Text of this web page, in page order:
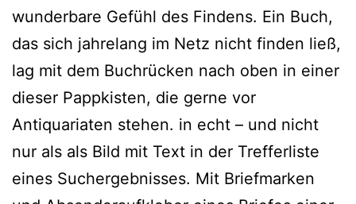
wunderbare Gefühl des Findens. Ein Buch,
das sich jahrelang im Netz nicht finden ließ,
lag mit dem Buchrücken nach oben in einer
dieser Pappkisten, die gerne vor
Antiquariaten stehen. in echt – und nicht
nur als als Bild mit Text in der Trefferliste
eines Suchergebnisses. Mit Briefmarken